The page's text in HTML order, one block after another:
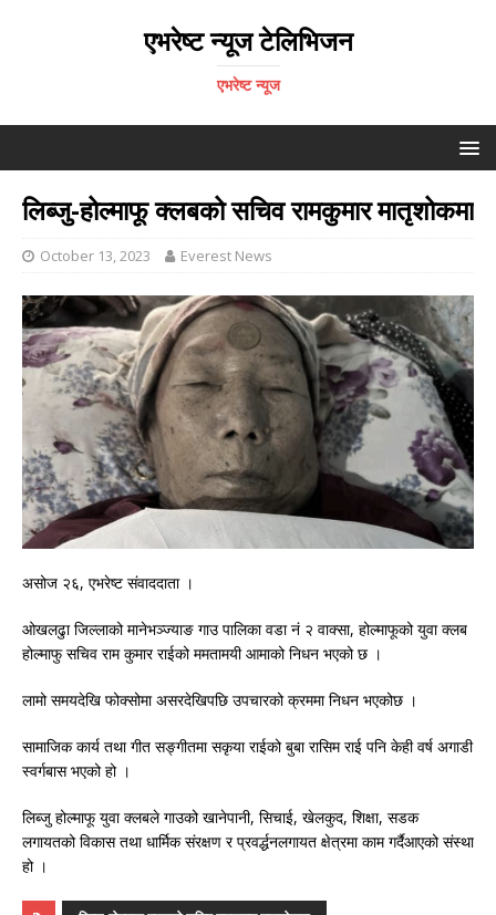
एभरेष्ट न्यूज टेलिभिजन
एभरेष्ट न्यूज
लिब्जु-होल्माफू क्लबको सचिव रामकुमार मातृशोकमा
October 13, 2023 Everest News
असोज २६, एभरेष्ट संवाददाता ।
ओखलढुा जिल्लाको मानेभञ्ज्याङ गाउ पालिका वडा नं २ वाक्सा, होल्माफूको युवा क्लब
होल्माफु सचिव राम कुमार राईको ममतामयी आमाको निधन भएको छ ।
लामो समयदेखि फोक्सोमा असरदेखिपछि उपचारको क्रममा निधन भएकोछ ।
सामाजिक कार्य तथा गीत सङ्गीतमा सकृया राईको बुबा रासिम राई पनि केही वर्ष अगाडी
स्वर्गबास भएको हो ।
लिब्जु होल्माफू युवा क्लबले गाउको खानेपानी, सिचाई, खेलकुद, शिक्षा, सडक
लगायतको विकास तथा धार्मिक संरक्षण र प्रवर्द्धनलगायत क्षेत्रमा काम गर्दैआएको संस्था
हो ।